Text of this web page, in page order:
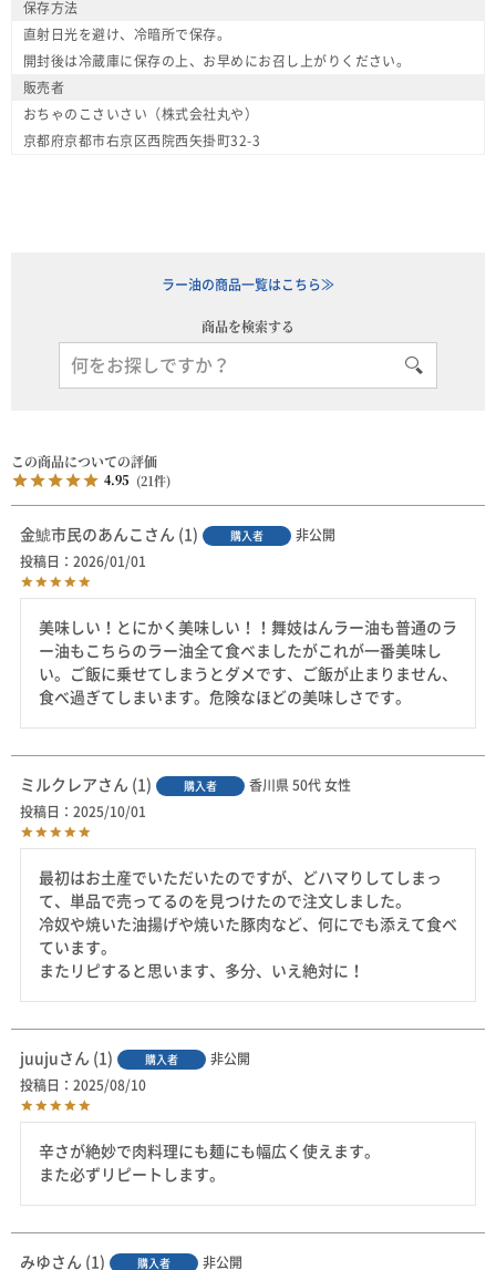
保存方法
直射日光を避け、冷暗所で保存。
開封後は冷蔵庫に保存の上、お早めにお召し上がりください。
販売者
おちゃのこさいさい（株式会社丸や）
京都府京都市右京区西院西矢掛町32-3
ラー油の商品一覧はこちら≫
商品を検索する
4.95 21
金鯱市民のあんこ 1 購入者
非公開
投稿日
2026/01/01
美味しい！とにかく美味しい！！舞妓はんラー油も普通のラ
ー油もこちらのラー油全て食べましたがこれが一番美味し
い。ご飯に乗せてしまうとダメです、ご飯が止まりません、
食べ過ぎてしまいます。危険なほどの美味しさです。
ミルクレア 1 購入者 香川県 50代 女性
投稿日
2025/10/01
最初はお土産でいただいたのですが、どハマりしてしまっ
て、単品で売ってるのを見つけたので注文しました。
冷奴や焼いた油揚げや焼いた豚肉など、何にでも添えて食べ
ています。
またリピすると思います、多分、いえ絶対に！
juuju 1 購入者
非公開
投稿日
2025/08/10
辛さが絶妙で肉料理にも麺にも幅広く使えます。
また必ずリピートします。
みゆ 1 購入者 非公開